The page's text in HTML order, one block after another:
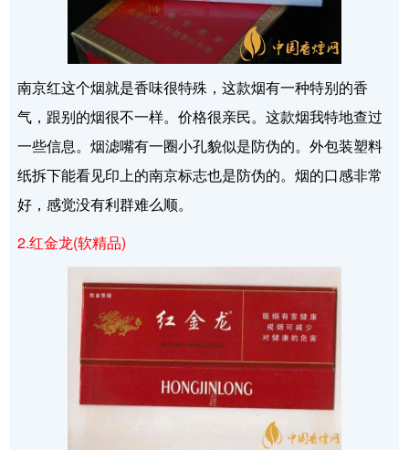
南京红这个烟就是香味很特殊，这款烟有一种特别的香
气，跟别的烟很不一样。价格很亲民。这款烟我特地查过
一些信息。烟滤嘴有一圈小孔貌似是防伪的。外包装塑料
纸拆下能看见印上的南京标志也是防伪的。烟的口感非常
好，感觉没有利群难么顺。
2.红金龙(软精品)